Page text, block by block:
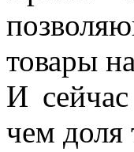
товары
И
чем доля